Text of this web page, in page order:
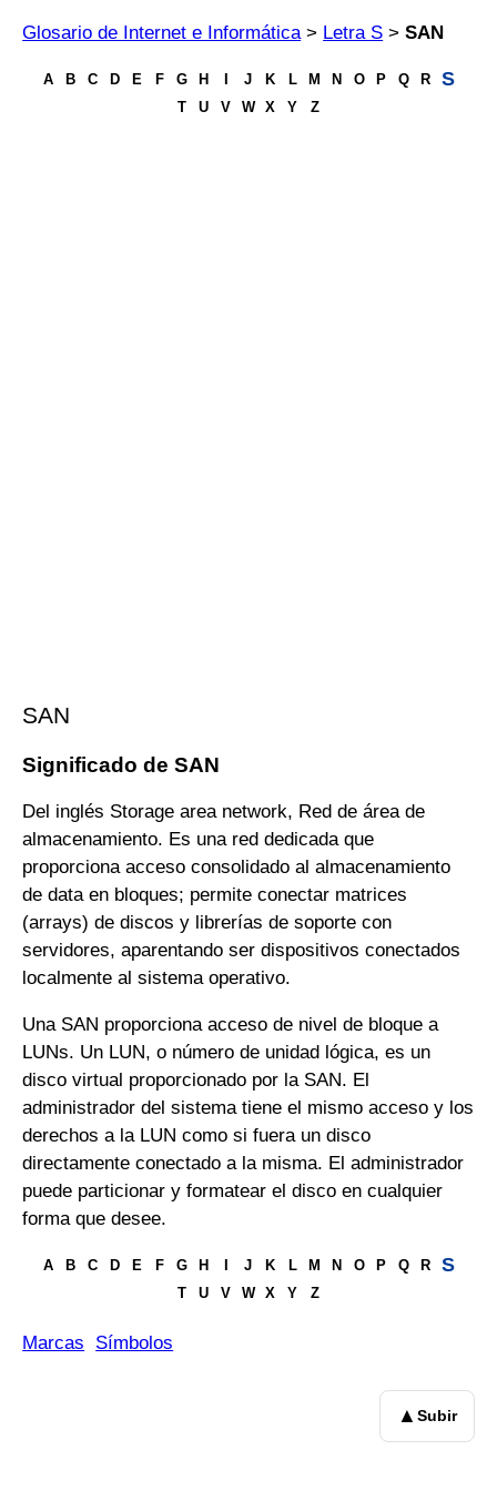
Glosario de Internet e Informática> Letra S >SAN
A B C D E F G H J K L M N O P Q R S
T U V W X Y Z
SAN
Significado de SAN
Del inglés Storage area network, Red de área de
almacenamiento. Es una red dedicada que
proporciona acceso consolidado al almacenamiento
de data en bloques; permite conectar matrices
(arrays) de discos y librerías de soporte con
servidores, aparentando ser dispositivos conectados
localmente al sistema operativo.
Una SAN proporciona acceso de nivel de bloque a
LUNs. Un LUN, o número de unidad lógica, es un
disco virtual proporcionado por la SAN. El
administrador del sistema tiene el mismo acceso y los
derechos a la LUN como si fuera un disco
directamente conectado a la misma. El administrador
puede particionar y formatear el disco en cualquier
forma que desee.
A B C D E F G H J K L M N O P Q R S
T U V W X Y Z
Marcas Símbolos
▲ Subir